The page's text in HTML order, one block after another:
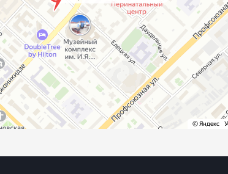
21
22
23
21
22
23
24
25
26
21
22
23
24
25
26